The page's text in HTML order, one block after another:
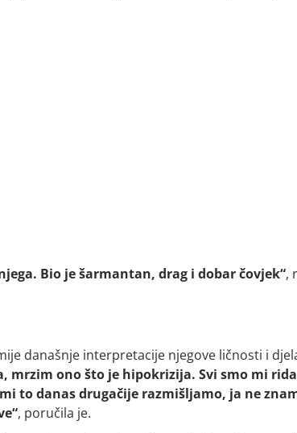
Bio je šarmantan, drag i dobar čovjek“,
današnje interpretacije njegove ličnosti i
mrzim ono što je hipokrizija. Svi smo mi
to danas drugačije razmišljamo, ja ne
, poručila je.